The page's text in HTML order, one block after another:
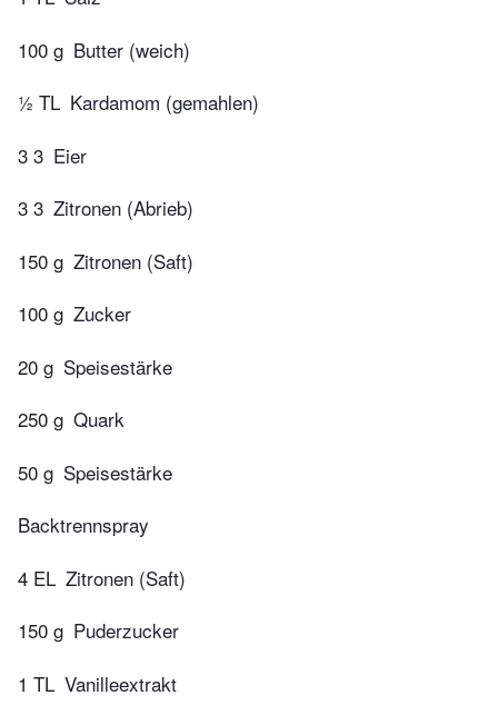
100 g Butter (weich)
½ TL Kardamom (gemahlen)
3 3 Eier
3 3 Zitronen (Abrieb)
150 g Zitronen (Saft)
100 g Zucker
20 g Speisestärke
250 g Quark
50 g Speisestärke
Backtrennspray
4 EL Zitronen (Saft)
150 g Puderzucker
1 TL Vanilleextrakt